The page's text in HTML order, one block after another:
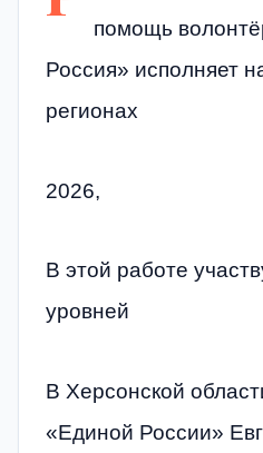
помощь
Россия» исполняет
регионах
2026,
В этой работе
уровней
В Херсонской
«Единой России»